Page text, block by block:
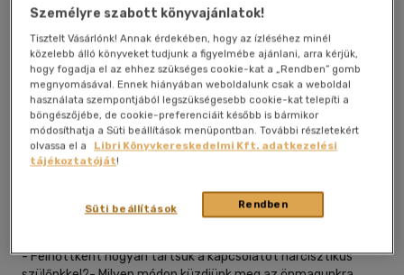
Beleolvasok Kívánságlistához adom Megosztom
Hvg Könyvek|2026|magyar nyelvű
- Felnőttként hogyan tartsuk a kapcsolatot narcisztikus
Személyre szabott könyvajánlatok!
Tisztelt Vásárlónk! Annak érdekében, hogy az ízléséhez minél
közelebb álló könyveket tudjunk a figyelmébe ajánlani, arra kérjük,
hogy fogadja el az ehhez szükséges cookie-kat a „Rendben” gomb
megnyomásával. Ennek hiányában weboldalunk csak a weboldal
használata szempontjából legszükségesebb cookie-kat telepíti a
böngészőjébe, de cookie-preferenciáit később is bármikor
módosíthatja a Süti beállítások menüpontban. További részletekért
olvassa el a
Libri Könyvkereskedelmi Kft. adatkezelési
tájékoztatóját!
Rendben
Süti beállítások